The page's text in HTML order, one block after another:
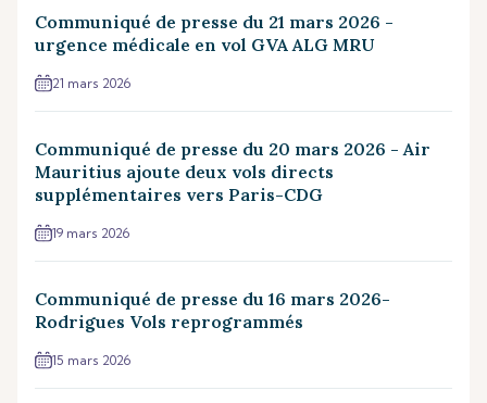
Communiqué de presse du 21 mars 2026 -
urgence médicale en vol GVA ALG MRU
21 mars 2026
Communiqué de presse du 20 mars 2026 - Air
Mauritius ajoute deux vols directs
supplémentaires vers Paris-CDG
19 mars 2026
Communiqué de presse du 16 mars 2026-
Rodrigues Vols reprogrammés
15 mars 2026